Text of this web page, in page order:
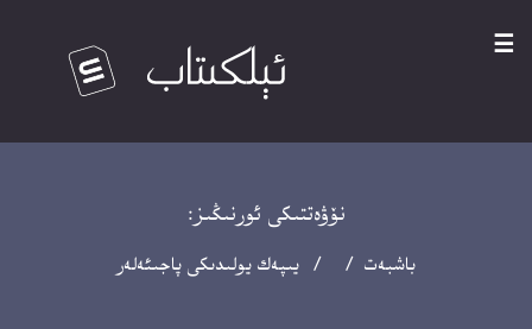
☰
نۆۋەتتىكى ئورنىڭىز:
باشبەت / / يىپەك يولىدىكى پاجىئەلەر